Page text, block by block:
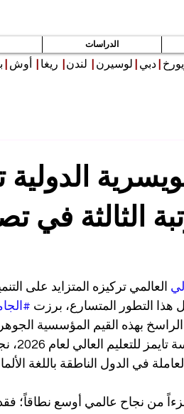
الدراسات
دبي لوسيرن لندن ريغا أوش
الدولية
الثالثة في
العالمي تركيزه المتزايد على
التطور المتسارع، برزت
بهذه القيم المؤسسية
في الدول الناطقة باللغة